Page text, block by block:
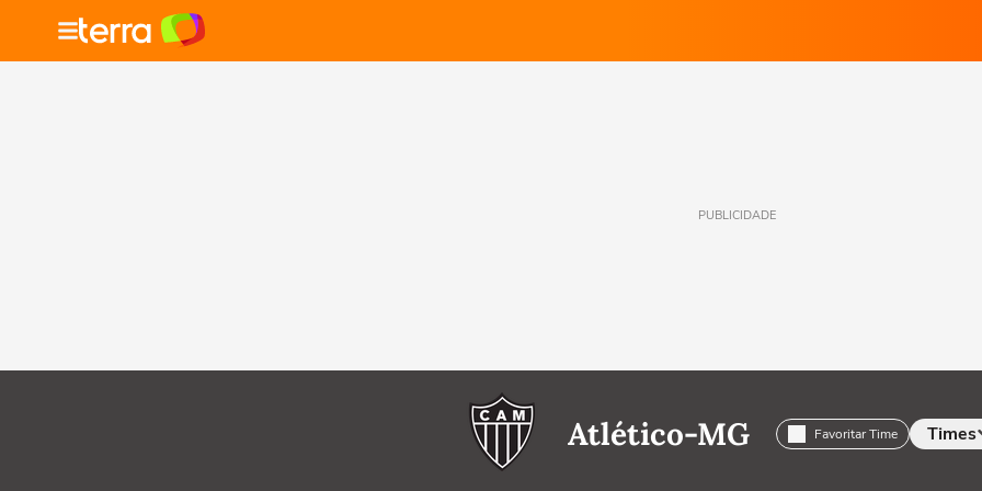
PUBLICIDADE
Atlético-MG Favoritar Time Times